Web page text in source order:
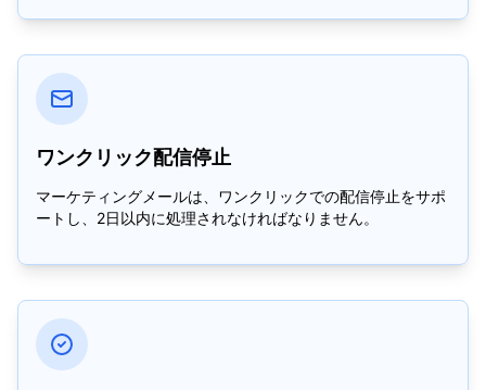
ワンクリック配信停止
マーケティングメールは、ワンクリックでの配信停止をサポ
ートし、2日以内に処理されなければなりません。